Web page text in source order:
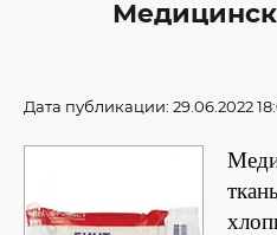
Дата публикации: 29.06.2022